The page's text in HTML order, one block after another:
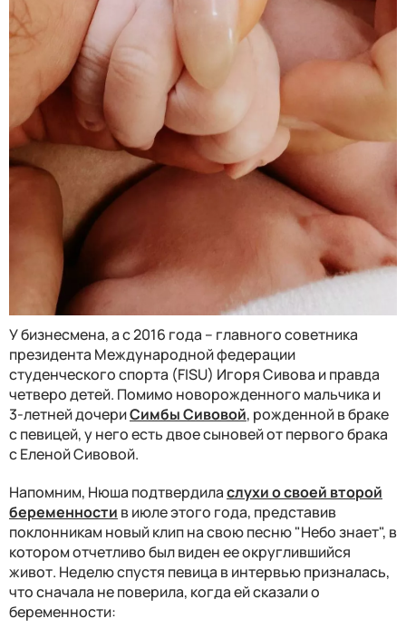
У бизнесмена, а с 2016 года – главного советника
президента Международной федерации
студенческого спорта (FISU) Игоря Сивова и правда
четверо детей. Помимо новорожденного мальчика и
3-летней дочериСимбы Сивовой, рожденной в браке
с певицей, у него есть двое сыновей от первого брака
с Еленой Сивовой.
Напомним, Нюша подтвердиласлухи о своей второй
беременности в июле этого года, представив
поклонникам новый клип на свою песню "Небо знает", в
котором отчетливо был виден ее округлившийся
живот. Неделю спустя певица в интервью призналась,
что сначала не поверила, когда ей сказали о
беременности: